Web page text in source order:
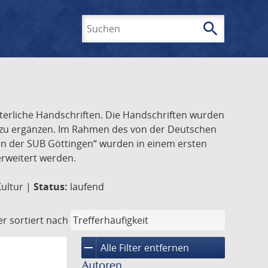
search
Handschriften. Die Handschriften wurden
ergänzen. Im Rahmen des von der Deutschen
SUB Göttingen“ wurden in einem ersten
werden.
| Status: laufend
sortiert nach
remove Alle Filter entfernen